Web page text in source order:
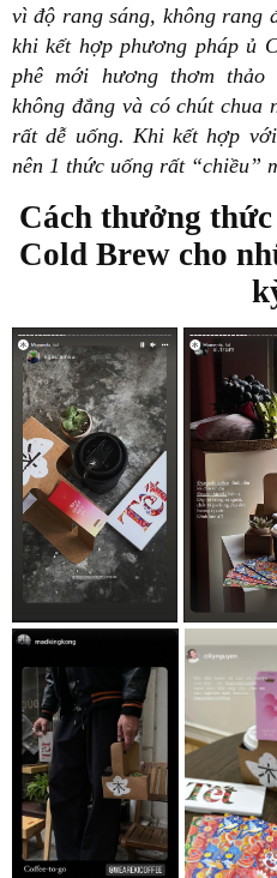
vì độ rang sáng, không rang
khi kết hợp phương pháp ủ
phê mới hương thơm thảo
không đắng và có chút chua
rất dễ uống. Khi kết hợp
nên 1 thức uống rất “chiều”
Cách thưởng
Cold Brew cho